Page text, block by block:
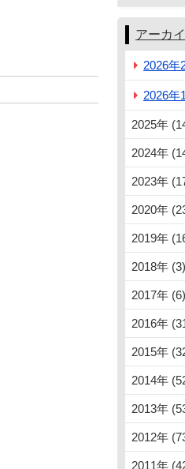
アーカ
2026年
2026年
2025年
2024年
2023年
2020年
2019年
2018年 (3)
2017年 (6)
2016年
2015年
2014年
2013年
2012年
2011年